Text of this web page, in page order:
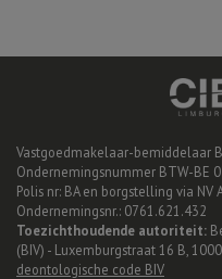
Vastgoedmakelaar-bemiddelaar
Ondernemingsnummer BTW-BE
Polis nr: BA en borgstelling via NV
Ondernemingsnr.: 0761.621.432
Toezichthoudende autoriteit:
(BIV) - Luxemburgstraat 16 B,
deontologische code BIV